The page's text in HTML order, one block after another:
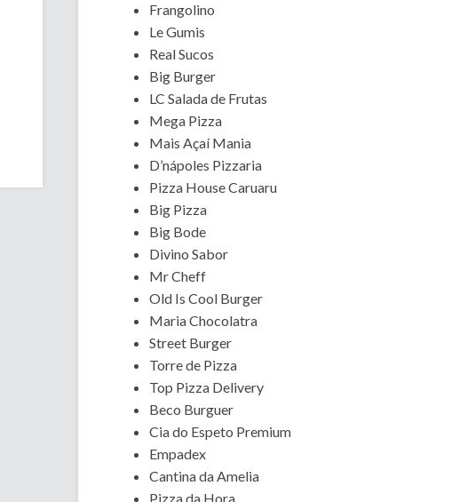
Frangolino
Le Gumis
Real Sucos
Big Burger
LC Salada de Frutas
Mega Pizza
Mais Açaí Mania
D’nápoles Pizzaria
Pizza House Caruaru
Big Pizza
Big Bode
Divino Sabor
Mr Cheff
Old Is Cool Burger
Maria Chocolatra
Street Burger
Torre de Pizza
Top Pizza Delivery
Beco Burguer
Cia do Espeto Premium
Empadex
Cantina da Amelia
Pizza da Hora